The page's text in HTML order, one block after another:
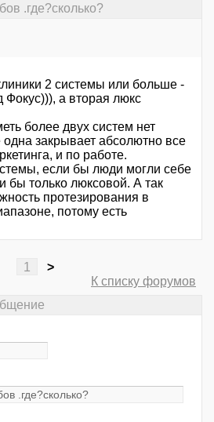
.где?сколько?
2 системы или больше -
Фокус))), а вторая люкс
более двух систем нет
закрывает абсолютно все
и по работе.
если бы люди могли себе
бы только люксовой. А так
протезирования в
потому есть
1
>
К списку форумов